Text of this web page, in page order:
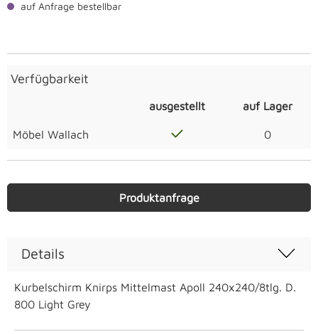
auf Anfrage bestellbar
Verfügbarkeit
ausgestellt auf Lager
Möbel Wallach 0
Produktanfrage
Details
Kurbelschirm Knirps Mittelmast Apoll 240x240/8tlg. D.
800 Light Grey